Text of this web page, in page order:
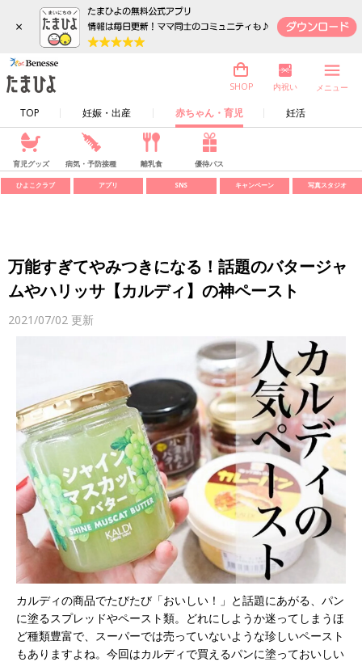
×
TOP 妊娠・出産 赤ちゃん・育児 妊活
SHOP 内祝い メニュー
育児グッズ 病気・予防接種 離乳食 優待パス
ひよこクラブ アプリ SNS キャンペーン 写真スタジオ
万能すぎてやみつきになる！話題のバタージャ
ムやハリッサ【カルディ】の神ペースト
2021/07/02 更新
カルディの商品でたびたび「おいしい！」と話題にあがる、パン
に塗るスプレッドやペースト類。どれにしようか迷ってしまうほ
ど種類豊富で、スーパーでは売っていないような珍しいペースト
もありますよね。今回はカルディで買えるパンに塗っておいしい